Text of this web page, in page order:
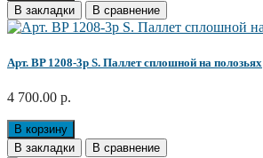
В закладки
В сравнение
Арт. BP 1208-3p S. Паллет сплошной на полозьях
4 700.00 р.
В корзину
В закладки
В сравнение